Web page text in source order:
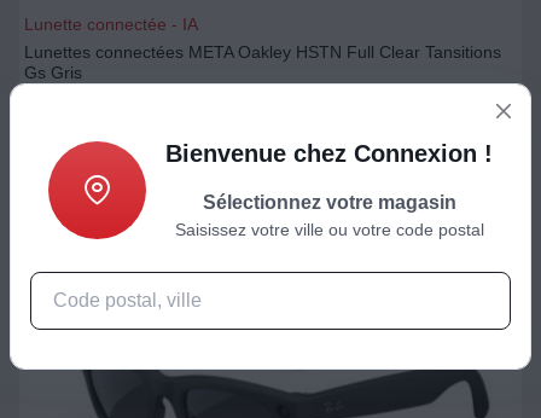
Lunette connectée - IA
Lunettes connectées META Oakley HSTN Full Clear Tansitions
Gs Gris
519€ Bienvenue chez Connexion !
Sélectionnez votre magasin
Saisissez votre ville ou votre code postal